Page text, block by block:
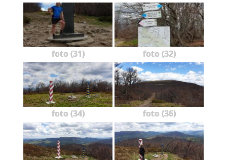
foto (31) foto (32)
foto (34) foto (36)